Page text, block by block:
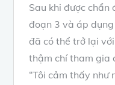
Sau khi được
đoạn 3 và áp
đã có thể trở lại
thậm chí tham gia
“Tôi cảm thấy như